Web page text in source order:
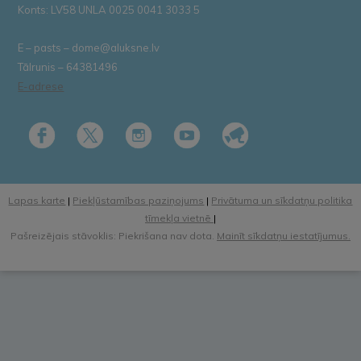
Konts: LV58 UNLA 0025 0041 3033 5
E – pasts – dome@aluksne.lv
Tālrunis – 64381496
E-adrese
Lapas karte | Piekļūstamības paziņojums | Privātuma un sīkdatņu politika
tīmekļa vietnē |
Pašreizējais stāvoklis: Piekrišana nav dota. Mainīt sīkdatņu iestatījumus.